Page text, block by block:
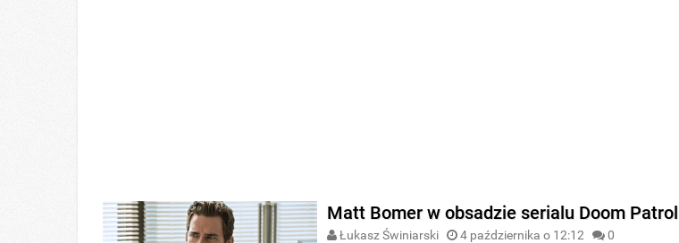
Matt Bomer w obsadzie serialu Doom Patrol
Łukasz Świniarski 4 października o 12:12 0